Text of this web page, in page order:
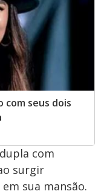
com seus dois
com
surgir
sua mansão.